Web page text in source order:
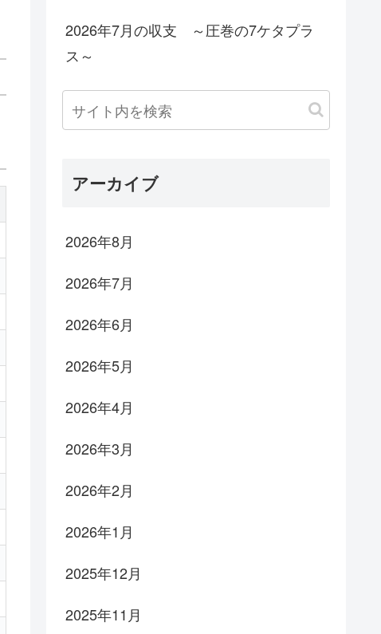
2026年7月の収支 ～圧巻の7ケタプラ
ス～
アーカイブ
2026年8月
2026年7月
2026年6月
2026年5月
2026年4月
2026年3月
2026年2月
2026年1月
2025年12月
2025年11月